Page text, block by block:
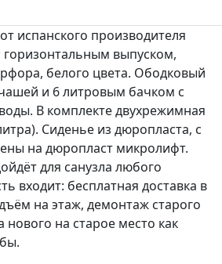
испанского производителя
горизонтальным выпуском,
белого цвета. Ободковый
и 6 литровым бачком с
В комплекте двухрежимная
Сиденье из дюропласта, с
на дюропласт микролифт.
для санузла любого
входит: бесплатная доставка в
на этаж, демонтаж старого
нового на старое место как